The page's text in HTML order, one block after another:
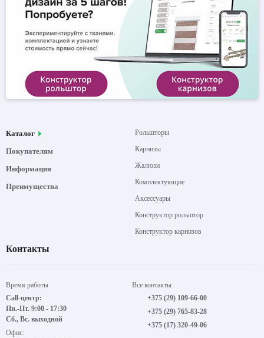
Каталог
Покупателям
Информация
Преимущества
Рольшторы
Карнизы
Жалюзи
Комплектующие
Аксессуары
Конструктор рольштор
Конструктор карнизов
Контакты
Время работы
Call-центр:
Пн.-Пт. 9:00 - 17:30
Сб., Вс. выходной
Офис:
Все контакты
+375 (29) 109-66-00
+375 (29) 765-83-28
+375 (17) 320-49-06